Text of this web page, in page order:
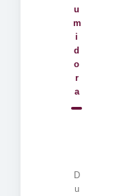
u
m
i
d
o
r
a
D
u